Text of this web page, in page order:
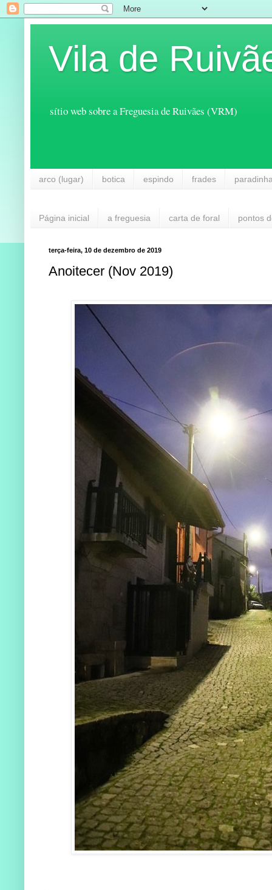
Vila de
sítio web sobre a Freguesia de Ruivães (VRM)
arco (lugar) botica espindo frades
Página inicial a freguesia carta de foral pontos
terça-feira, 10 de dezembro de 2019
Anoitecer (Nov 2019)